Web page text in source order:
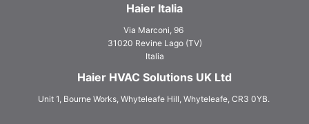
Haier Italia
Via Marconi, 96
31020 Revine Lago (TV)
Italia
Haier HVAC Solutions UK Ltd
Unit 1, Bourne Works, Whyteleafe Hill, Whyteleafe, CR3 0YB.